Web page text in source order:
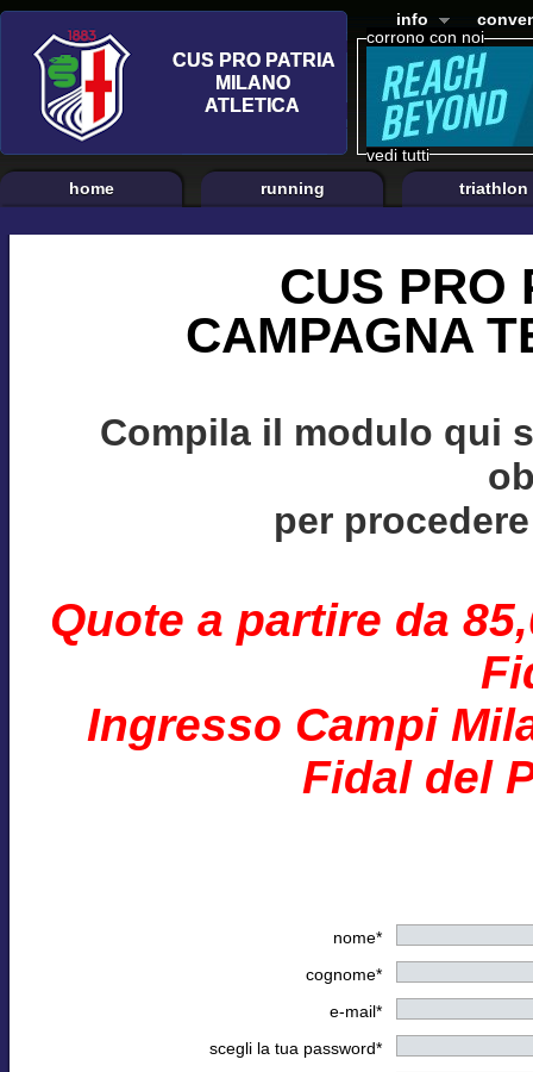
corrono con noi
vedi tutti
info
home running triathlon
CUS PRO
CAMPAGNA
Compila il modulo qui
per
Quote a partire da
Ingresso Campi
Fidal del
nome*
cognome*
e-mail*
scegli la tua password*